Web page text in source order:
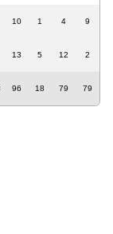
10 1 4 9
13 5 12 2
96 18 79 79